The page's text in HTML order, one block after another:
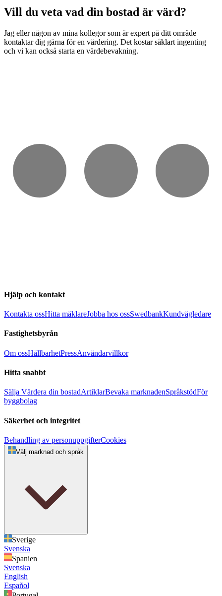
Vill du veta vad din bostad är värd?
Jag eller någon av mina kollegor som är expert på ditt område
kontaktar dig gärna för en värdering. Det kostar såklart ingenting
och vi kan också starta en värdebevakning.
Hjälp och kontakt
Kontakta ossHitta mäklareJobba hos ossSwedbankKundvägledare
Fastighetsbyrån
Om ossHållbarhetPressAnvändarvillkor
Hitta snabbt
Sälja Värdera din bostadArtiklarBevaka marknadenSpråkstödFör
byggbolag
Säkerhet och integritet
Behandling av personuppgifterCookies
Välj marknad och språk
Sverige
Svenska
Spanien
Svenska
English
Español